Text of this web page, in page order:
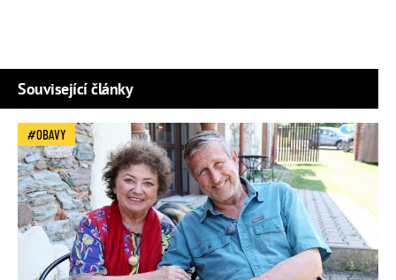
Související články
OBAVY